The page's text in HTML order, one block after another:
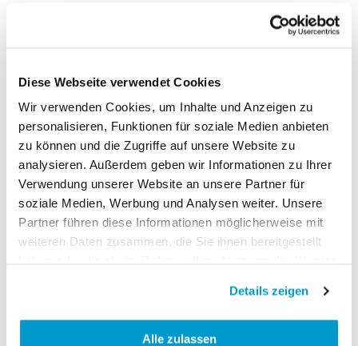
Diese Webseite verwendet Cookies
Wir verwenden Cookies, um Inhalte und Anzeigen zu
personalisieren, Funktionen für soziale Medien anbieten
zu können und die Zugriffe auf unsere Website zu
analysieren. Außerdem geben wir Informationen zu Ihrer
Verwendung unserer Website an unsere Partner für
soziale Medien, Werbung und Analysen weiter. Unsere
Partner führen diese Informationen möglicherweise mit
weiteren Daten zusammen, die Sie ihnen bereitgestellt
Details zeigen
Alle zulassen
online auf unserer Website
Nähe
Der Kundendienst in der
Schweiz hilft Ihnen bei
Fragen
Bis zu 70% sparen
Im Abo profitieren Sie von bis
zu 70% gegenüber dem Kiosk-
Kostenlose Lieferung